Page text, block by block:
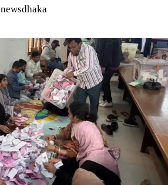
newsdhaka